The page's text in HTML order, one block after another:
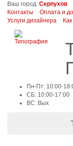
Ваш город: Серпухов
Контакты
Оплата и
Услуги дизайнера
Пн-Пт: 10:00-
СБ: 10:00-17:00
ВС: Вых